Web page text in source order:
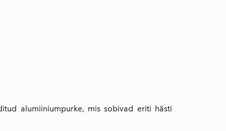
alumiiniumpurke, mis sobivad eriti hästi